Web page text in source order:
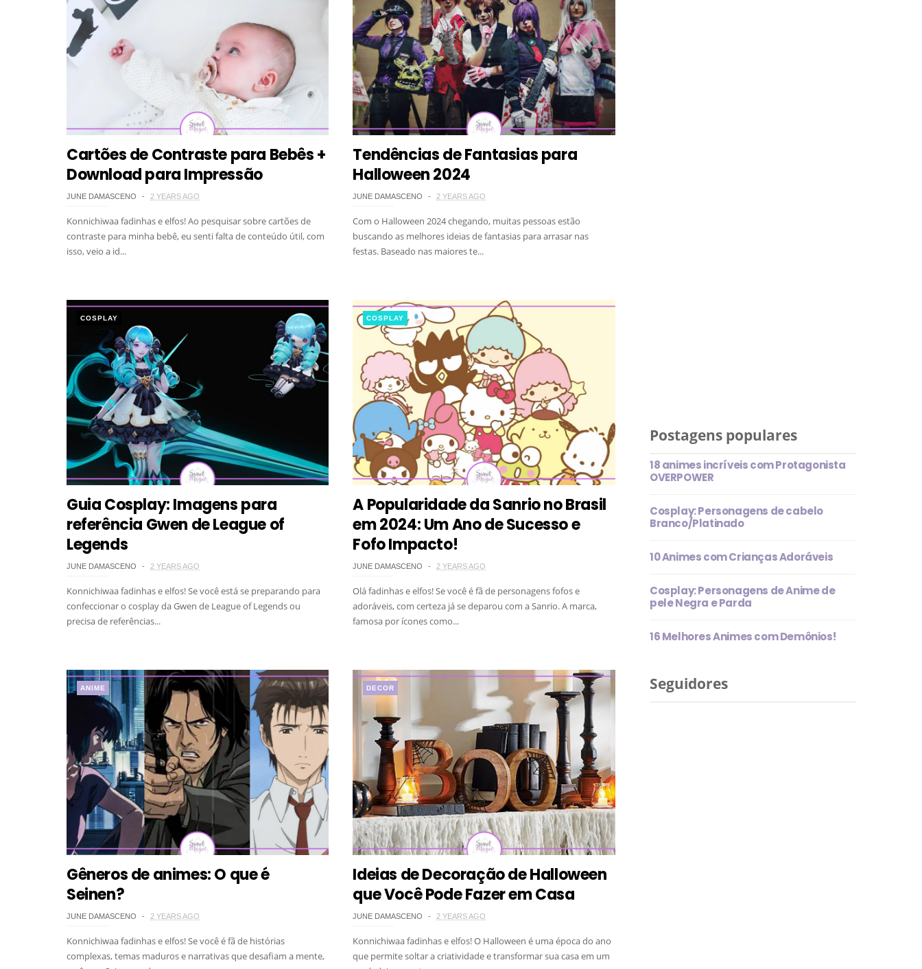
Cartões de Contraste para Bebês +
Download para Impressão
JUNE DAMASCENO 2 YEARS AGO
Konnichiwaa fadinhas e elfos! Ao pesquisar sobre cartões de
contraste para minha bebê, eu senti falta de conteúdo útil, com
isso, veio a id...
Tendências de Fantasias para
Halloween 2024
JUNE DAMASCENO 2 YEARS AGO
Com o Halloween 2024 chegando, muitas pessoas estão
buscando as melhores ideias de fantasias para arrasar nas
festas. Baseado nas maiores te...
COSPLAY
Guia Cosplay: Imagens para
referência Gwen de League of
Legends
JUNE DAMASCENO 2 YEARS AGO
Konnichiwaa fadinhas e elfos! Se você está se preparando para
confeccionar o cosplay da Gwen de League of Legends ou
precisa de referências...
COSPLAY
A Popularidade da Sanrio no Brasil
em 2024: Um Ano de Sucesso e
Fofo Impacto!
JUNE DAMASCENO 2 YEARS AGO
Olá fadinhas e elfos! Se você é fã de personagens fofos e
adoráveis, com certeza já se deparou com a Sanrio. A marca,
famosa por ícones como...
ANIME
Gêneros de animes: O que é
Seinen?
JUNE DAMASCENO 2 YEARS AGO
Konnichiwaa fadinhas e elfos! Se você é fã de histórias
complexas, temas maduros e narrativas que desafiam a mente,
DECOR
Ideias de Decoração de Halloween
que Você Pode Fazer em Casa
JUNE DAMASCENO 2 YEARS AGO
Konnichiwaa fadinhas e elfos! O Halloween é uma época do ano
que permite soltar a criatividade e transformar sua casa em um
Postagens populares
18 animes incríveis com Protagonista
OVERPOWER
Cosplay: Personagens de cabelo
Branco/Platinado
10 Animes com Crianças Adoráveis
Cosplay: Personagens de Anime de
pele Negra e Parda
16 Melhores Animes com Demônios!
Seguidores